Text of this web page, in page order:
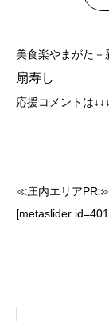
美食楽やまがた－
扇寿し
応援コメントは
≪庄内エリアPR≫
[metaslider